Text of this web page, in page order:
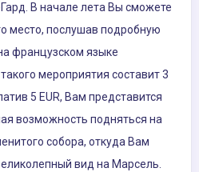
В начале лета Вы сможете
место, послушав подробную
французском языке
мероприятия составит 3
5 EUR, Вам представится
возможность подняться на
собора, откуда Вам
вид на Марсель.